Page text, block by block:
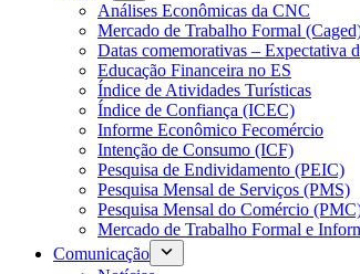
Análises Econômicas da CNC
Mercado de Trabalho Formal
Datas comemorativas – Expectativa
Educação Financeira no ES
Índice de Atividades Turísticas
Índice de Confiança (ICEC)
Informe Econômico Fecomércio
Intenção de Consumo (ICF)
Pesquisa de Endividamento (PEIC)
Pesquisa Mensal de Serviços (PMS)
Pesquisa Mensal do Comércio
Mercado de Trabalho Formal e
Comunicação